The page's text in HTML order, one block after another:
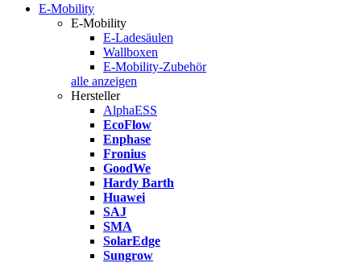
E-Mobility
E-Mobility
E-Ladesäulen
Wallboxen
E-Mobility-Zubehör
alle anzeigen
Hersteller
AlphaESS
EcoFlow
Enphase
Fronius
GoodWe
Hardy Barth
Huawei
SAJ
SMA
SolarEdge
Sungrow